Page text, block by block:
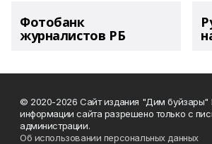
Фотобанк
журналистов РБ
© 2020-2026 Сайт издания "Дим буйзары"
информации сайта разрешено только с
администрации.
Об использовании персональных данных